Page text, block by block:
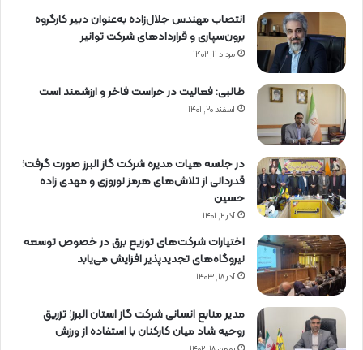
انتصاب مهندس جلال‌زاده به‌عنوان دبیر كارگروه
برون‌سپاری و قراردادهای شركت توانیر
مرداد ۱۱, ۱۴۰۲
طالبی: فعالیت در حراست فاخر و ارزشمند است
اسفند ۲۰, ۱۴۰۱
در جلسه هیات مدیره شرکت گاز البرز صورت گرفت؛
قدردانی از تلاش‌های هرمز نوروزی و مهدی زاده
حسین
آذر ۲, ۱۴۰۱
اختیارات شرکت‌های توزیع برق در خصوص توسعه
نیروگاه‌های تجدیدپذیر افزایش می‌یابد
آذر ۱۸, ۱۴۰۳
مدیر منابع انسانی شرکت گاز استان البرز؛ تزریق
روحیه شاد میان کارکنان با استفاده از ورزش